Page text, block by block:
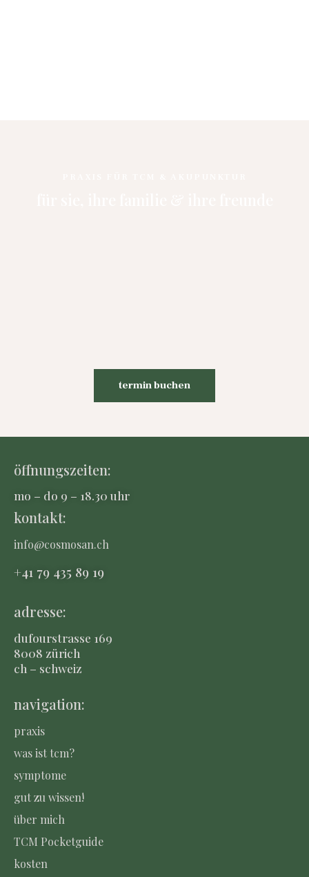
termin buchen
öffnungszeiten:
mo – do 9 – 18.30 uhr
kontakt:
info@cosmosan.ch
+41 79 435 89 19
adresse:
dufourstrasse 169
8008 zürich
ch – schweiz
navigation:
praxis
was ist tcm?
symptome
gut zu wissen!
über mich
TCM Pocketguide
kosten